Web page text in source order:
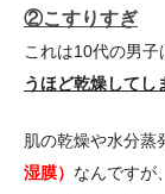
②こすりすぎ
これは10代の男子
うほど乾燥してし
肌の乾燥や水分蒸
湿膜） なんですが